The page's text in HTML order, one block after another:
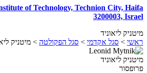
of Technology, Technion City, Haifa
3200003, Israel
מיטניק ליאוניד
ראשי > סגל אקדמי > סגל הפקולטה > מיטניק
מיטניק ליאוניד
פרופסור